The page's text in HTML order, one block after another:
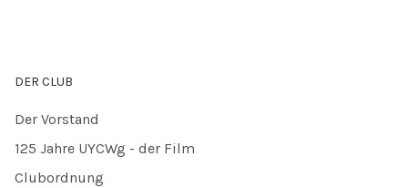
DER CLUB
Der Vorstand
125 Jahre UYCWg - der Film
Clubordnung